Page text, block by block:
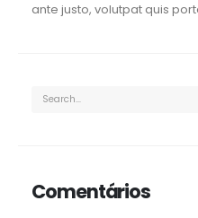
ante justo, volutpat quis
Comentários